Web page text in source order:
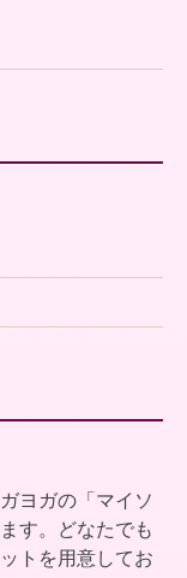
ヨガの「マイソ
す。どなたでも
トを用意してお